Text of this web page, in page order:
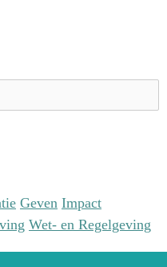
Geven Impact
Wet- en Regelgeving